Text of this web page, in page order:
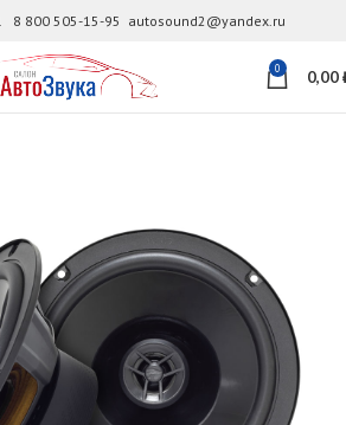
8 800 505-15-95 autosound2@yandex.ru
0 0,00